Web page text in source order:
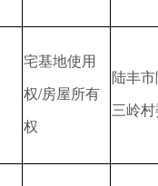
宅基地使用
权/房屋所有
权
陆丰
三岭